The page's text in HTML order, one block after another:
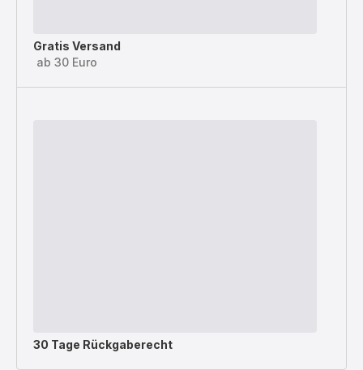
Gratis Versand
ab 30 Euro
30 Tage Rückgaberecht